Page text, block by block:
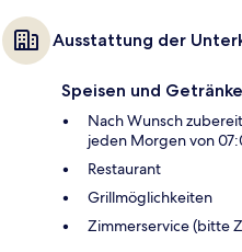
Ausstattung der
Speisen und Getränke
Nach Wunsch
jeden Morgen von
Restaurant
Grillmöglichkeiten
Zimmerservice (bitte